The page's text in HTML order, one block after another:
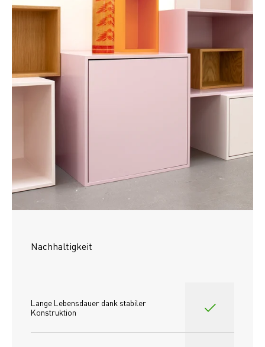
Nachhaltigkeit
Lange Lebensdauer dank stabiler
Konstruktion